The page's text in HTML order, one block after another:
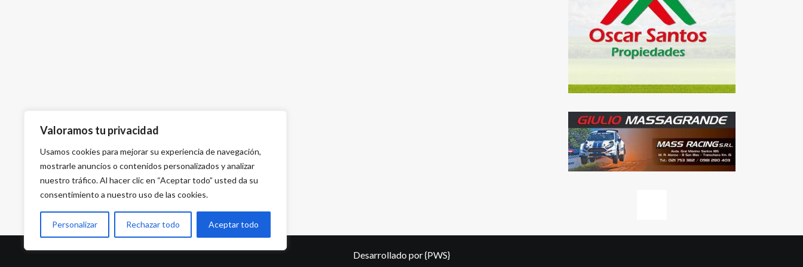
Valoramos tu privacidad
Usamos cookies para mejorar su experiencia de navegación,
mostrarle anuncios o contenidos personalizados y analizar
nuestro tráfico. Al hacer clic en “Aceptar todo” usted da su
consentimiento a nuestro uso de las cookies.
Personalizar Rechazar todo Aceptar todo
Desarrollado por{PWS}